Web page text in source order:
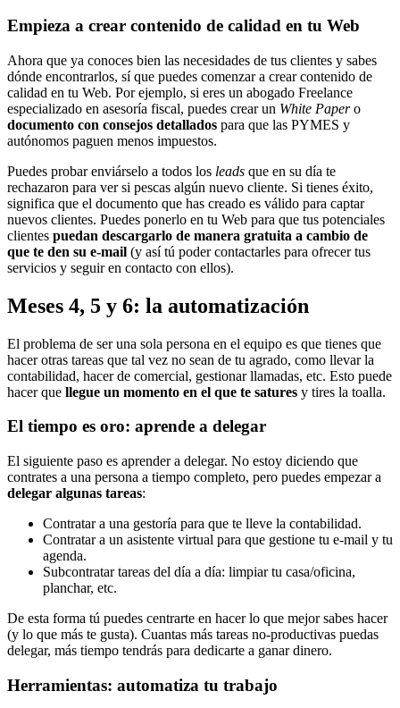
Empieza a crear contenido de calidad en tu Web
Ahora que ya conoces bien las necesidades de tus clientes y sabes
dónde encontrarlos, sí que puedes comenzar a crear contenido de
calidad en tu Web. Por ejemplo, si eres un abogado Freelance
especializado en asesoría fiscal, puedes crear un White Papero
documento con consejos detallados para que las PYMES y
autónomos paguen menos impuestos.
Puedes probar enviárselo a todos los leads que en su día te
rechazaron para ver si pescas algún nuevo cliente. Si tienes éxito,
significa que el documento que has creado es válido para captar
nuevos clientes. Puedes ponerlo en tu Web para que tus potenciales
clientes puedan descargarlo de manera gratuita a cambio de
que te den su e-mail (y así tú poder contactarles para ofrecer tus
servicios y seguir en contacto con ellos).
Meses 4, 5 y 6: la automatización
El problema de ser una sola persona en el equipo es que tienes que
hacer otras tareas que tal vez no sean de tu agrado, como llevar la
contabilidad, hacer de comercial, gestionar llamadas, etc. Esto puede
hacer que llegue un momento en el que te satures y tires la toalla.
El tiempo es oro: aprende a delegar
El siguiente paso es aprender a delegar. No estoy diciendo que
contrates a una persona a tiempo completo, pero puedes empezar a
delegar algunas tareas:
Contratar a una gestoría para que te lleve la contabilidad.
Contratar a un asistente virtual para que gestione tu e-mail y tu
agenda.
Subcontratar tareas del día a día: limpiar tu casa/oficina,
planchar, etc.
De esta forma tú puedes centrarte en hacer lo que mejor sabes hacer
(y lo que más te gusta). Cuantas más tareas no-productivas puedas
delegar, más tiempo tendrás para dedicarte a ganar dinero.
Herramientas: automatiza tu trabajo